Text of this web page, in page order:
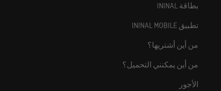
بطاقة ININAL
تطبيق ININAL MOBILE
من أين أشتريها؟
من أين يمكنني التحميل؟
الأجور